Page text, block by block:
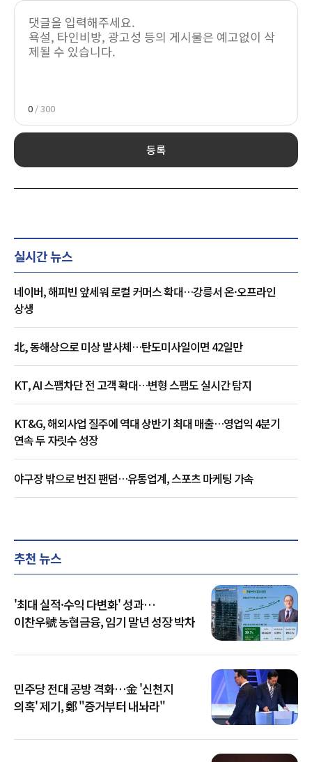
0 / 300
등록
실시간 뉴스
네이버, 해피빈 앞세워 로컬 커머스 확대…강릉서 온·오프라인
상생
北, 동해상으로 미상 발사체…탄도미사일이면 42일만
KT, AI 스팸차단 전 고객 확대…변형 스팸도 실시간 탐지
KT&G, 해외사업 질주에 역대 상반기 최대 매출…영업익 4분기
연속 두 자릿수 성장
야구장 밖으로 번진 팬덤…유통업계, 스포츠 마케팅 가속
추천 뉴스
'최대 실적·수익 다변화' 성과…
이찬우號 농협금융, 임기 말년 성장 박차
민주당 전대 공방 격화…金 '신천지
의혹' 제기, 鄭 "증거부터 내놔라"